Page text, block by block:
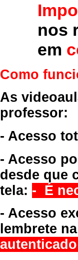
nos
em
Como
As
professor:
- Acesso
- Acesso
desde que
tela: - É
- Acesso
lembrete